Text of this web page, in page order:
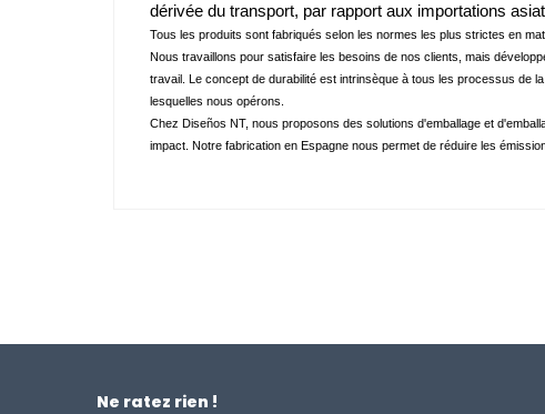
dérivée du transport, par rapport aux importations
Tous les produits sont fabriqués selon les normes les plus strictes en
Nous travaillons pour satisfaire les besoins de nos clients, mais
travail. Le concept de durabilité est intrinsèque à tous les processus de
lesquelles nous opérons.
Chez Diseños NT, nous proposons des solutions d'emballage et
impact. Notre fabrication en Espagne nous permet de réduire les
Ne ratez rien !